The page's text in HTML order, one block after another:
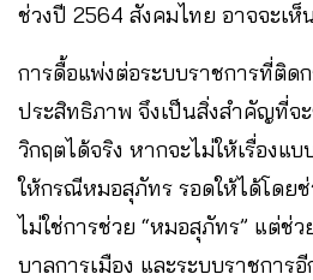
ช่วงปี 2564 สังคมไทย อาจจะเ
การดื้อแพ่งต่อระบบราชการที่ติด
ประสิทธิภาพ จึงเป็นสิ่งสำคัญที่จ
วิกฤตได้จริง หากจะไม่ให้เรื่องแ
ให้กรณีหมอสุภัทร รอดให้ได้โดย
ไม่ใช่การช่วย “หมอสุภัทร” แต่ช่
บาลการเมือง และระบบราชการ